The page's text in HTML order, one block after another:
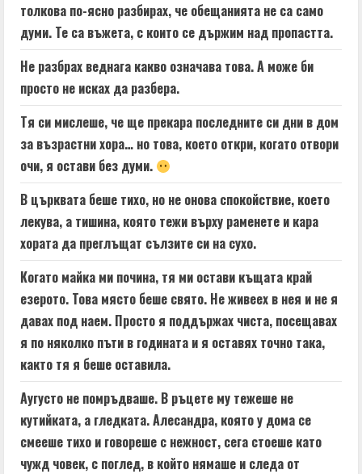
толкова по-ясно разбирах, че обещанията не са само
думи. Те са въжета, с които се държим над пропастта.
Не разбрах веднага какво означава това. А може би
просто не исках да разбера.
Тя си мислеше, че ще прекара последните си дни в дом
за възрастни хора… но това, което откри, когато отвори
очи, я остави без думи.
В църквата беше тихо, но не онова спокойствие, което
лекува, а тишина, която тежи върху раменете и кара
хората да преглъщат сълзите си на сухо.
Когато майка ми почина, тя ми остави къщата край
езерото. Това място беше свято. Не живеех в нея и не я
давах под наем. Просто я поддържах чиста, посещавах
я по няколко пъти в годината и я оставях точно така,
както тя я беше оставила.
Аугусто не помръдваше. В ръцете му тежеше не
кутийката, а гледката. Алесандра, която у дома се
смееше тихо и говореше с нежност, сега стоеше като
чужд човек, с поглед, в който нямаше и следа от